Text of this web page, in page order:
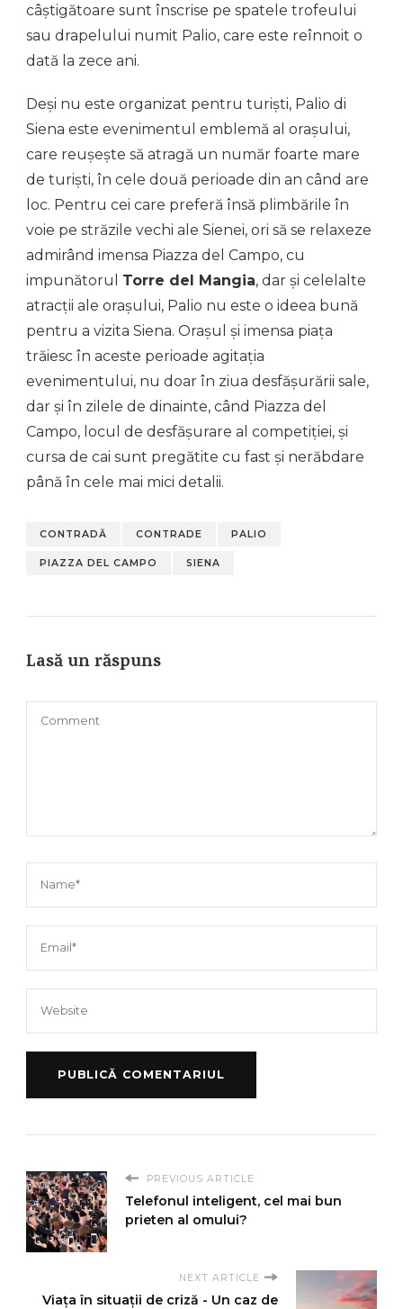
câștigătoare sunt înscrise pe spatele trofeului
sau drapelului numit Palio, care este reînnoit o
dată la zece ani.
Deși nu este organizat pentru turiști, Palio di
Siena este evenimentul emblemă al orașului,
care reușește să atragă un număr foarte mare
de turiști, în cele două perioade din an când are
loc. Pentru cei care preferă însă plimbările în
voie pe străzile vechi ale Sienei, ori să se relaxeze
admirând imensa Piazza del Campo, cu
impunătorul Torre del Mangia, dar și celelalte
atracții ale orașului, Palio nu este o ideea bună
pentru a vizita Siena. Orașul și imensa piața
trăiesc în aceste perioade agitația
evenimentului, nu doar în ziua desfășurării sale,
dar și în zilele de dinainte, când Piazza del
Campo, locul de desfășurare al competiției, și
cursa de cai sunt pregătite cu fast și nerăbdare
până în cele mai mici detalii.
CONTRADĂ CONTRADE PALIO
PIAZZA DEL CAMPO SIENA
Lasă un răspuns
PREVIOUS ARTICLE
Telefonul inteligent, cel mai bun
prieten al omului?
NEXT ARTICLE
Viața în situații de criză - Un caz de